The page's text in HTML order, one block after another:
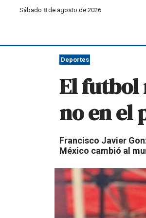
Sábado 8 de agosto de 2026
Deportes
El futbol
no en el
Francisco Javier
México cambió al